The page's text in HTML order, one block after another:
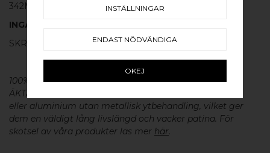
342MM
INGÅR
SKRUV FÖR LUCKA: M4 X 25MM - 2 ST
100% ÄKTA METALL - Alla vårabeslagär tillverkade av
ÄKTA massiv mässing, koppar, rostfritt stål
eller aluminium utan metallisk ytbehandling, vilket ger
dem en väldigt lång livslängd och vacker patina. För
skötsel av våra produkter läs mer här.
INSTÄLLNINGAR
ENDAST NÖDVÄNDIGA
OKEJ